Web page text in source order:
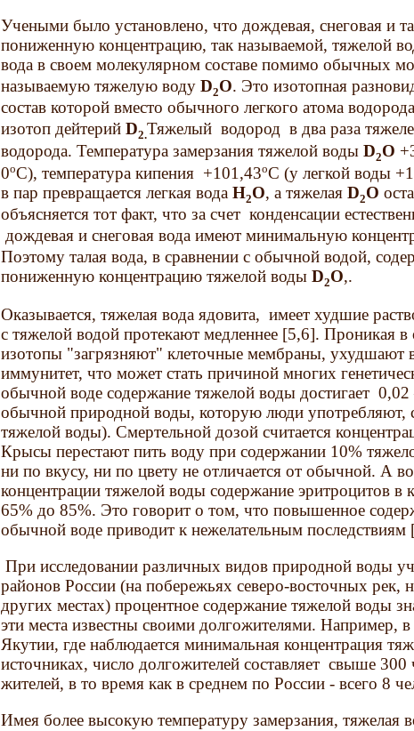
Учеными было установлено, что дождевая, снеговая и
пониженную концентрацию, так называемой, тяжелой
вода в своем молекулярном составе помимо обычных
называемую тяжелую воду D2O. Это изотопная
состав которой вместо обычного легкого атома
изотоп дейтерийD2.Тяжелый водород в два раза
водорода. Температура замерзания тяжелой воды D2O
0оС), температура кипения +101,43оС (у легкой воды
в пар превращается легкая вода Н2О, а тяжелаяD2O
объясняется тот факт, что за счет конденсации
дождевая и снеговая вода имеют минимальную
Поэтому талая вода, в сравнении с обычной водой,
пониженную концентрацию тяжелой водыD2O,.
Оказывается, тяжелая вода ядовита, имеет худшие
с тяжелой водой протекают медленнее [5,6]. Проникая в
изотопы "загрязняют" клеточные мембраны, ухудшают
иммунитет, что может стать причиной многих
обычной воде содержание тяжелой воды достигает
обычной природной воды, которую люди употребляют,
тяжелой воды). Смертельной дозой считается
Крысы перестают пить воду при содержании 10%
ни по вкусу, ни по цвету не отличается от обычной. А
концентрации тяжелой воды содержание эритроцитов в
65% до 85%. Это говорит о том, что повышенное
обычной воде приводит к нежелательным последствиям
При исследовании различных видов природной воды
районов России (на побережьях северо-восточных рек,
других местах) процентное содержание тяжелой воды
эти места известны своими долгожителями. Например,
Якутии, где наблюдается минимальная концентрация
источниках, число долгожителей составляет свыше
жителей, в то время как в среднем по России - всего 8
Имея более высокую температуру замерзания, тяжелая